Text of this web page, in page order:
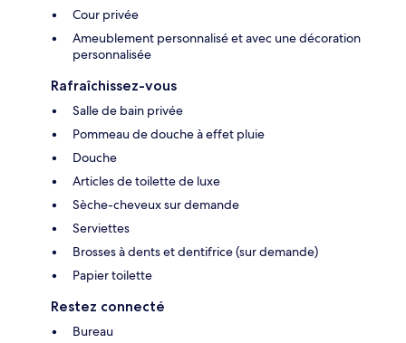
Cour privée
Ameublement personnalisé et avec une décoration
personnalisée
Rafraîchissez-vous
Salle de bain privée
Pommeau de douche à effet pluie
Douche
Articles de toilette de luxe
Sèche-cheveux sur demande
Serviettes
Brosses à dents et dentifrice (sur demande)
Papier toilette
Restez connecté
Bureau